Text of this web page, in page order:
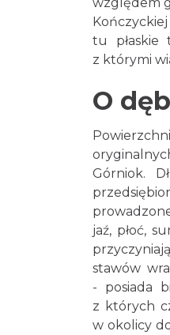
Kończyckiej
tu płaskie
z którymi
O
Górniok.
jaź, płoć,
stawów
- posiada
z których
w okolicy